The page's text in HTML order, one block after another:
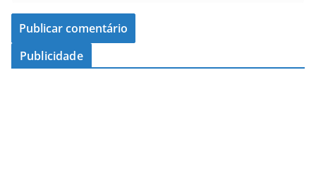
Publicidade